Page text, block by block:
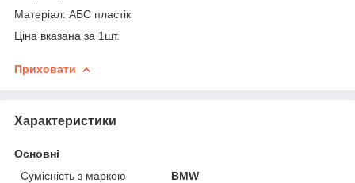
Матеріал: АБС пластік
Ціна вказана за 1шт.
Приховати
Характеристики
Основні
Сумісність з маркою
BMW